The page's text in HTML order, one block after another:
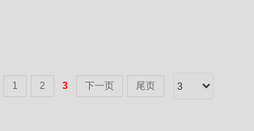
1 2 3 下一页 尾页